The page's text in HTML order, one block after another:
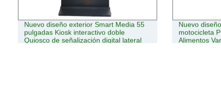
Nuevo diseño exterior Smart Media 55
pulgadas Kiosk interactivo doble
Quiosco de señalización digital lateral
Nuevo
motocicleta
Alimentos